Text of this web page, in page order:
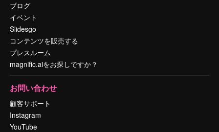
ブログ
イベント
Slidesgo
コンテンツを販売する
プレスルーム
magnific.aiをお探しですか？
お問い合わせ
顧客サポート
Instagram
YouTube